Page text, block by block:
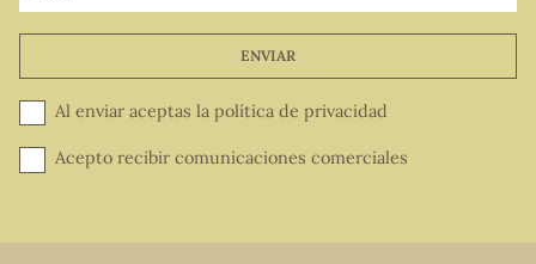
ENVIAR
Al enviar aceptas la política de privacidad
Acepto recibir comunicaciones comerciales